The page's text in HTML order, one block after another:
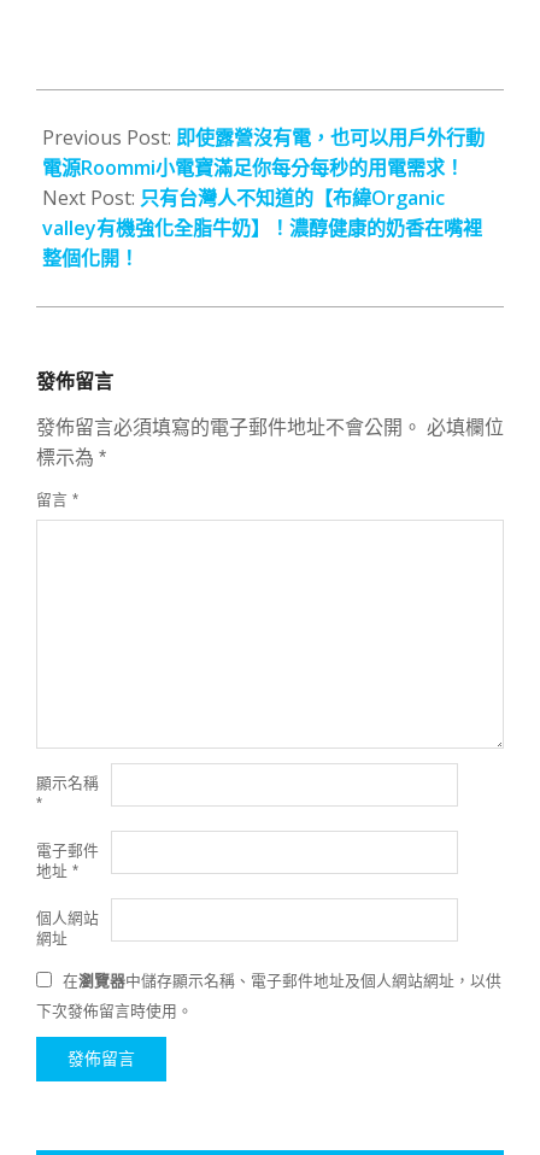
10-
10
Previous Post: 即使露營沒有電，也可以用戶外行動
電源Roommi小電寶滿足你每分每秒的用電需求！
Next Post: 只有台灣人不知道的【布緯Organic
valley有機強化全脂牛奶】！濃醇健康的奶香在嘴裡
整個化開！
發佈留言
發佈留言必須填寫的電子郵件地址不會公開。 必填欄位
標示為 *
留言 *
顯示名稱
*
電子郵件
地址 *
個人網站
網址
在瀏覽器中儲存顯示名稱、電子郵件地址及個人網站網址，以供
下次發佈留言時使用。